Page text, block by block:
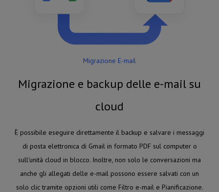
Migrazione E-mail
Migrazione e backup delle e-mail su
cloud
È possibile eseguire direttamente il backup e salvare i messaggi
di posta elettronica di Gmail in formato PDF sul computer o
sull'unità cloud in blocco. Inoltre, non solo le conversazioni ma
anche gli allegati delle e-mail possono essere salvati con un
solo clic tramite opzioni utili come Filtro e-mail e Pianificazione.